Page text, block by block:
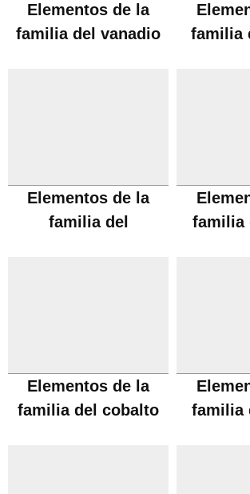
Elementos de la
familia del vanadio
familia
Elementos de la
familia del
familia
Elementos de la
familia del cobalto
familia